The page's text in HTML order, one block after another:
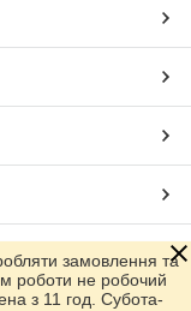
замовлення та
роботи не робочий
з 11 год. Субота-